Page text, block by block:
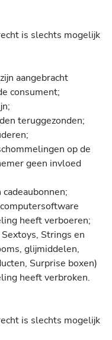
is slechts mogelijk
aangebracht
consument;
teruggezonden;
op de
geen invloed
heeft verboeren;
Strings en
glijmiddelen,
Surprise boxen)
heeft verbroken.
is slechts mogelijk